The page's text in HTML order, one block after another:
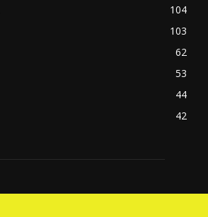
104
103
62
53
44
42